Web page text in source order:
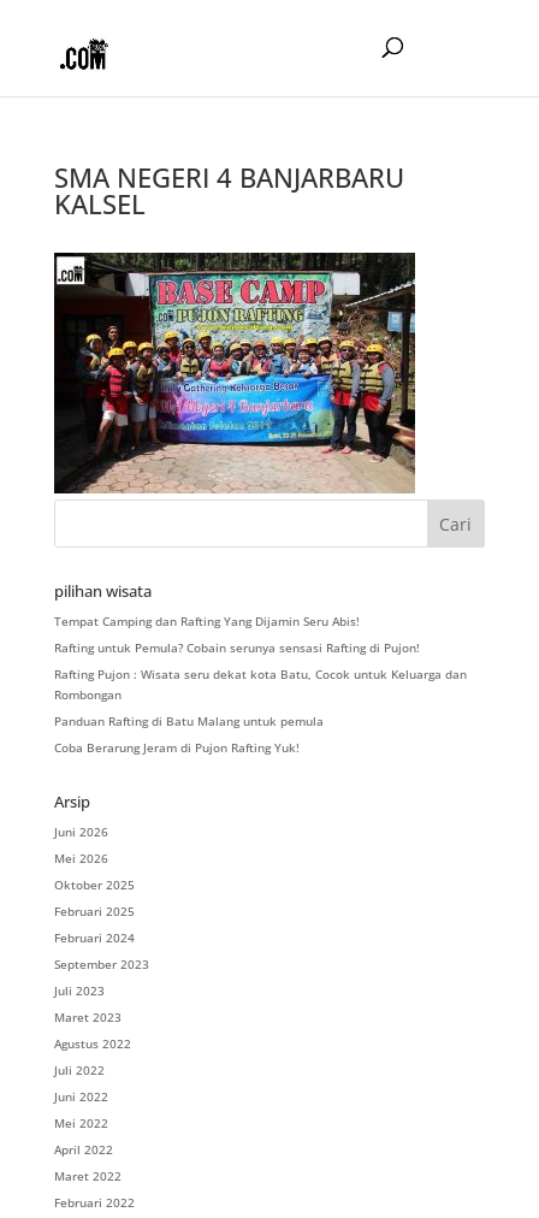
SMA NEGERI 4 BANJARBARU
KALSEL
pilihan wisata
Tempat Camping dan Rafting Yang Dijamin Seru Abis!
Rafting untuk Pemula? Cobain serunya sensasi Rafting di Pujon!
Rafting Pujon : Wisata seru dekat kota Batu, Cocok untuk Keluarga dan
Rombongan
Panduan Rafting di Batu Malang untuk pemula
Coba Berarung Jeram di Pujon Rafting Yuk!
Arsip
Juni 2026
Mei 2026
Oktober 2025
Februari 2025
Februari 2024
September 2023
Juli 2023
Maret 2023
Agustus 2022
Juli 2022
Juni 2022
Mei 2022
April 2022
Maret 2022
Februari 2022